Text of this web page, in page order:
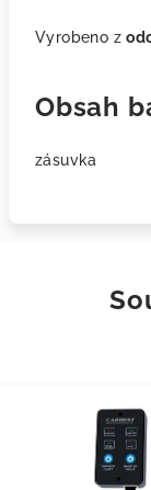
Vyrobeno z
Obsah
zásuvka